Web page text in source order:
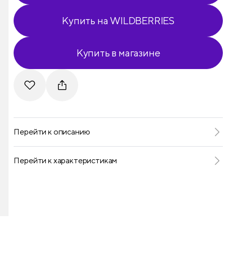
Новинки
Купить на WILDBERRIES
Купить в магазине
Telegram
VKontakte
Перейти к описанию
Перейти к характеристикам